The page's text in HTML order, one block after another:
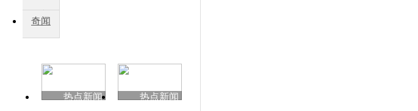
秀
奇闻
热点新闻
热点新闻